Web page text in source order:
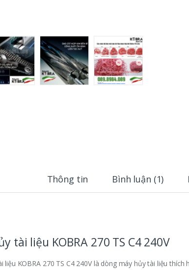
Thông tin Bình luận (1)
tài liệu KOBRA 270 TS C4 240V
liệu KOBRA 270 TS C4 240V là dòng máy hủy tài liệu